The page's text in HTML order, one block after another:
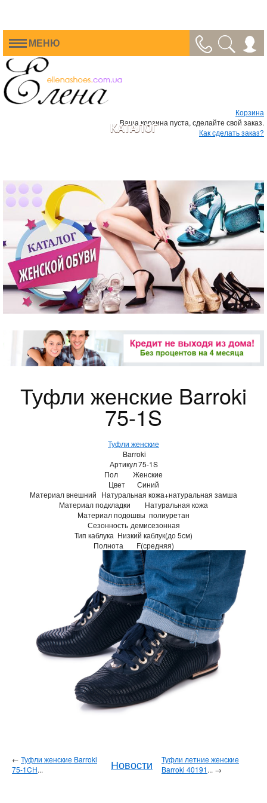
МЕНЮ
Корзина
Ваша корзина пуста, сделайте свой заказ.
Как сделать заказ?
КАТАЛОГ
Туфли женские Barroki
75-1S
Туфли женские
Barroki
Артикул75-1S
Пол
Женские
Цвет
Синий
Материал внешний Натуральная кожа+натуральная замша
Материал подкладки
Натуральная кожа
Материал подошвы полиуретан
Сезонность демисезонная
Тип каблука Низкий каблук(до 5см)
Полнота
F(средняя)
← Туфли женские Barroki
75-1CH... Новости
Туфли летние женские
Barroki 40191... →